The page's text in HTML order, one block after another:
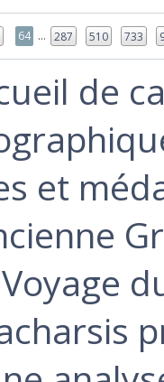
64 ... 287 510 733
de
et